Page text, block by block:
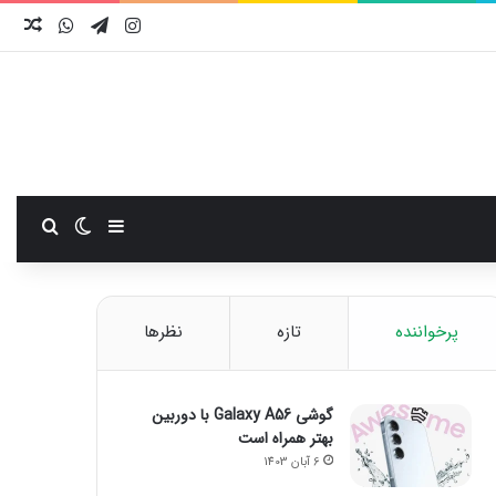
اینستاگرام
تلگرام واتس
سایدبارتغییر
پرخواننده تازه نظرها
گوشی Galaxy A56 با دوربین
بهتر همراه است
6 آبان 1403